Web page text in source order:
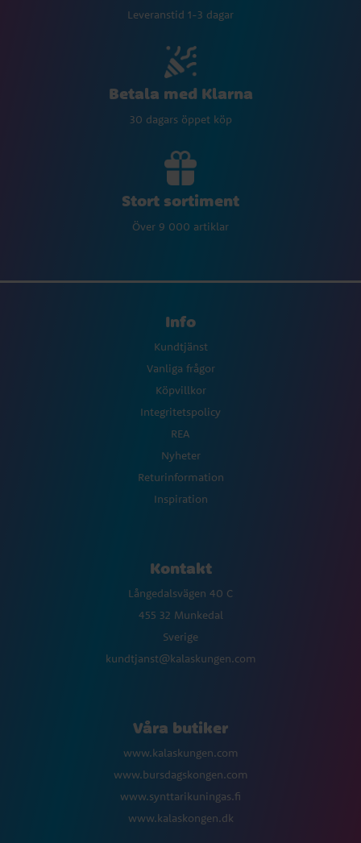
Leveranstid 1-3 dagar
Betala med Klarna
30 dagars öppet köp
Stort sortiment
Över 9 000 artiklar
Info
Kundtjänst
Vanliga frågor
Köpvillkor
Integritetspolicy
REA
Nyheter
Returinformation
Inspiration
Kontakt
Långedalsvägen 40 C
455 32 Munkedal
Sverige
kundtjanst@kalaskungen.com
Våra butiker
www.kalaskungen.com
www.bursdagskongen.com
www.synttarikuningas.fi
www.kalaskongen.dk